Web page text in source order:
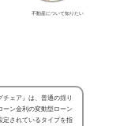
不動産について知りたい
チェア』は、普通の揺り
ーン金利の変動型ローン
定されているタイプを指